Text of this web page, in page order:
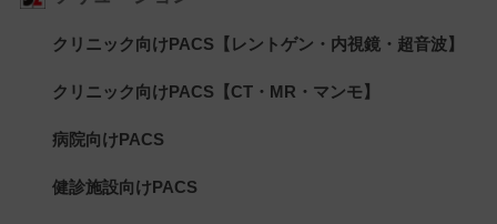
クリニック向けPACS【レントゲン・内視鏡・超音波】
クリニック向けPACS【CT・MR・マンモ】
病院向けPACS
健診施設向けPACS